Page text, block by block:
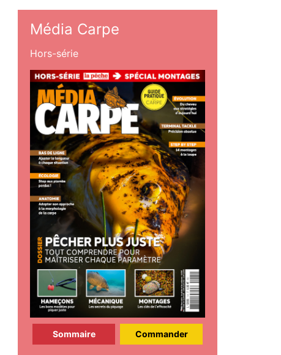
Média Carpe
Hors-série
Sommaire Commander